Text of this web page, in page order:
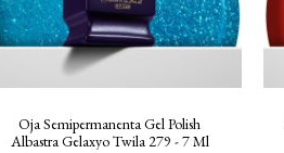
Oja Semipermanenta Gel Polish
Albastra Gelaxyo Twila 279 - 7 Ml